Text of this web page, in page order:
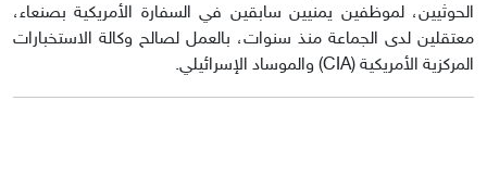
الحوثيين، لموظفين يمنيين سابقين في السفارة الأمريكية بصنعاء،
معتقلين لدى الجماعة منذ سنوات، بالعمل لصالح وكالة الاستخبارات
المركزية الأمريكية (CIA) والموساد الإسرائيلي.